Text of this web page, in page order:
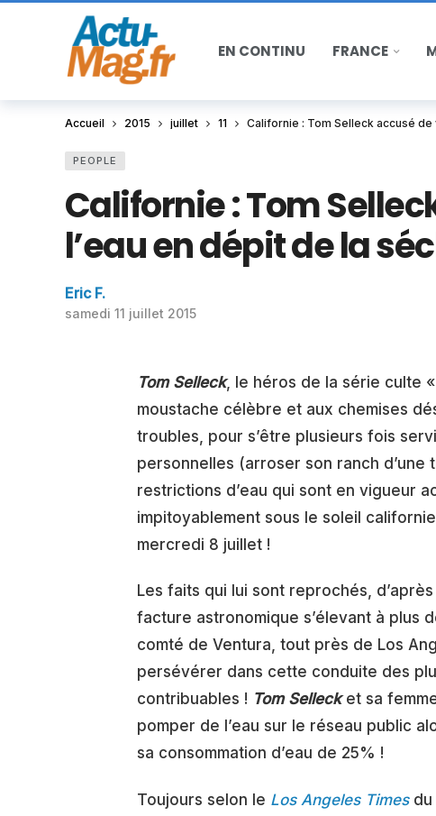
EN CONTINU FRANCE
Accueil 2015 juillet 11 Californie : Tom Selleck accusé
PEOPLE
Californie : Tom
l’eau en dépit de la
Eric F.
samedi 11 juillet 2015
Tom Selleck, le héros de la série culte
moustache célèbre et aux chemises
troubles, pour s’être plusieurs fois
personnelles (arroser son ranch
restrictions d’eau qui sont en vigueur
impitoyablement sous le soleil
mercredi 8 juillet !
Les faits qui lui sont reprochés,
facture astronomique s’élevant à plus
comté de Ventura, tout près de Los
persévérer dans cette conduite des
contribuables ! Tom Sellecket sa
pomper de l’eau sur le réseau public
sa consommation d’eau de 25% !
Toujours selon le Los Angeles Timesdu